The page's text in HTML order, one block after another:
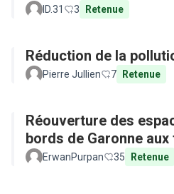
ID.31 3 Retenue
Réduction de la
Pierre Jullien 7 Retenue
Réouverture des
bords de Garonne
ErwanPurpan 35 Retenue